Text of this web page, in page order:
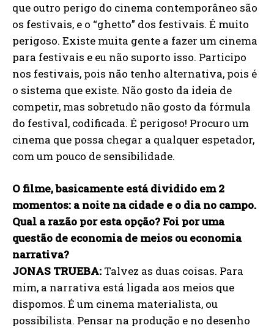
que outro perigo do cinema contemporâneo são
os festivais, e o “ghetto” dos festivais. É muito
perigoso. Existe muita gente a fazer um cinema
para festivais e eu não suporto isso. Participo
nos festivais, pois não tenho alternativa, pois é
o sistema que existe. Não gosto da ideia de
competir, mas sobretudo não gosto da fórmula
do festival, codificada. É perigoso! Procuro um
cinema que possa chegar a qualquer espetador,
com um pouco de sensibilidade.
O filme, basicamente está dividido em 2
momentos: a noite na cidade e o dia no campo.
Qual a razão por esta opção? Foi por uma
questão de economia de meios ou economia
narrativa?
JONAS TRUEBA: Talvez as duas coisas. Para
mim, a narrativa está ligada aos meios que
dispomos. É um cinema materialista, ou
possibilista. Pensar na produção e no desenho